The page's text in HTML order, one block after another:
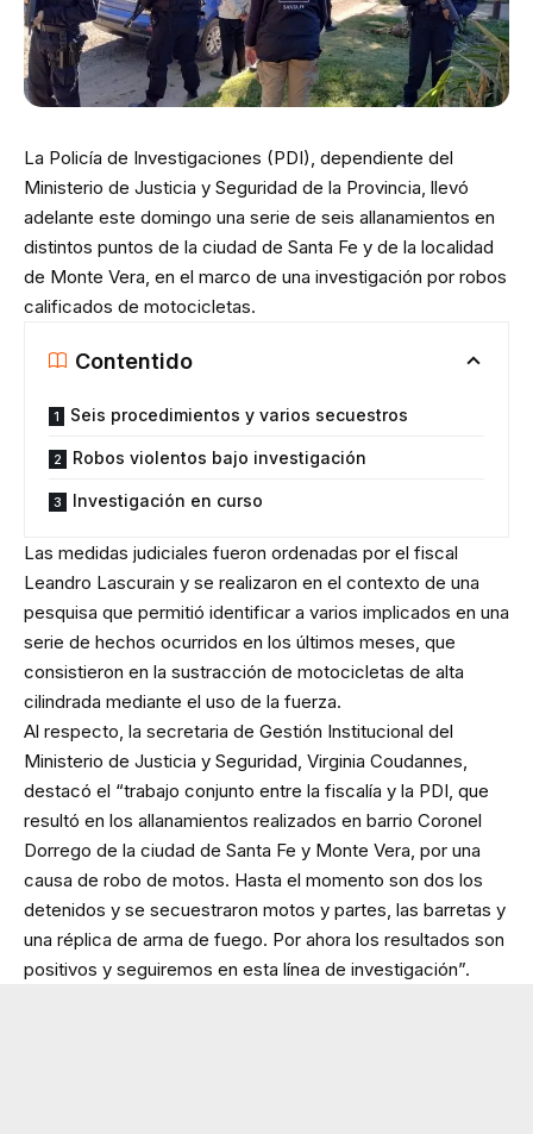
La Policía de Investigaciones (PDI), dependiente del
Ministerio de Justicia y Seguridad de la Provincia, llevó
adelante este domingo una serie de seis allanamientos en
distintos puntos de la ciudad de Santa Fe y de la localidad
de Monte Vera, en el marco de una investigación por robos
calificados de motocicletas.
Contentido
Seis procedimientos y varios secuestros
Robos violentos bajo investigación
Investigación en curso
Las medidas judiciales fueron ordenadas por el fiscal
Leandro Lascurain y se realizaron en el contexto de una
pesquisa que permitió identificar a varios implicados en una
serie de hechos ocurridos en los últimos meses, que
consistieron en la sustracción de motocicletas de alta
cilindrada mediante el uso de la fuerza.
Al respecto, la secretaria de Gestión Institucional del
Ministerio de Justicia y Seguridad, Virginia Coudannes,
destacó el “trabajo conjunto entre la fiscalía y la PDI, que
resultó en los allanamientos realizados en barrio Coronel
Dorrego de la ciudad de Santa Fe y Monte Vera, por una
causa de robo de motos. Hasta el momento son dos los
detenidos y se secuestraron motos y partes, las barretas y
una réplica de arma de fuego. Por ahora los resultados son
positivos y seguiremos en esta línea de investigación”.